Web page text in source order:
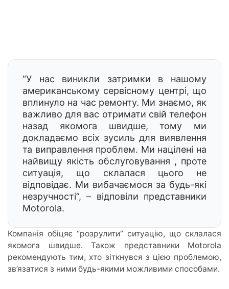
“У нас виникли затримки в нашому
американському сервісному центрі, що
вплинуло на час ремонту. Ми знаємо, як
важливо для вас отримати свій телефон
назад якомога швидше, тому ми
докладаємо всіх зусиль для виявлення
та виправлення проблем. Ми націлені на
найвищу якість обслуговування , проте
ситуація, що склалася цього не
відповідає. Ми вибачаємося за будь-які
незручності”, – відповіли представники
Motorola.
Компанія обіцяє “розрулити” ситуацію, що склалася
якомога швидше. Також представники Motorola
рекомендують тим, хто зіткнувся з цією проблемою,
зв’язатися з ними будь-якими можливими способами.